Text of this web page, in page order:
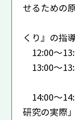
せるための
～『
くり』の指
12:00～
13:00～
「格
14:00～
研究の実際」